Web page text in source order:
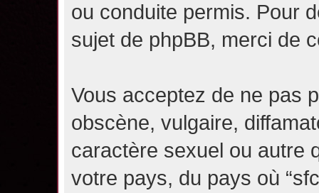
ou conduite permis. Pour
sujet de phpBB, merci de
Vous acceptez de ne pas
obscène, vulgaire,
caractère sexuel ou autre
votre pays, du pays où